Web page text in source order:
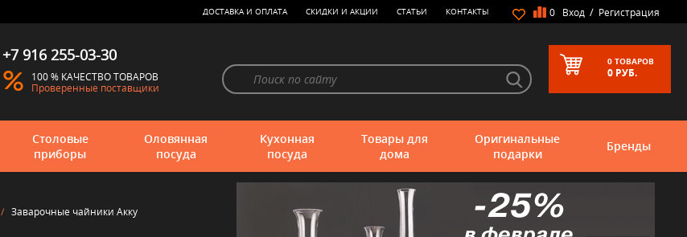
0 Вход / Регистрация
ДОСТАВКА И ОПЛАТА СКИДКИ И АКЦИИ СТАТЬИ КОНТАКТЫ
+7 916 255-03-30
100 % КАЧЕСТВО ТОВАРОВ
Проверенные поставщики
0 ТОВАРОВ
0 РУБ.
Столовые
приборы
Оловянная
посуда
Кухонная
посуда
Товары для
дома
Оригинальные
подарки
Бренды
/ Заварочные чайники Акку